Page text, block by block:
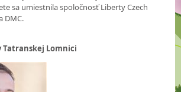
sa umiestnila spoločnosť Liberty Czech
DMC.
Lomnici